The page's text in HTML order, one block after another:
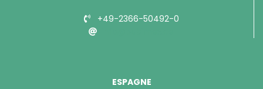
+49-2366-50492-0
ESPAGNE